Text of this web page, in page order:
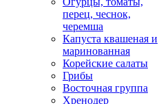
перец, чеснок,
черемша
Капуста квашеная и
маринованная
Корейские салаты
Грибы
Восточная группа
Хренодер